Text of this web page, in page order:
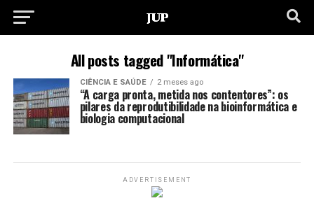
All posts tagged "Informática"
CIÊNCIA E SAÚDE 2 meses ago
“A carga pronta, metida nos contentores”: os
pilares da reprodutibilidade na bioinformática e
biologia computacional
ADVERTISEMENT